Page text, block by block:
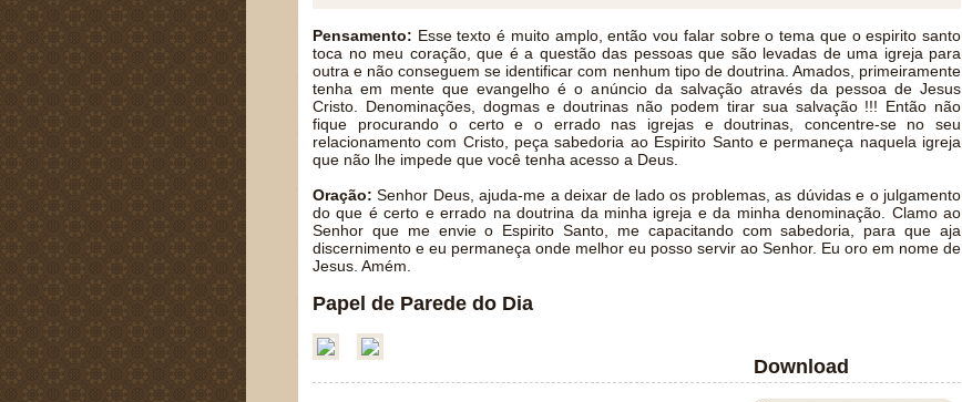
Pensamento: Esse texto é muito amplo, então vou falar sobre o tema que o espirito santo
toca no meu coração, que é a questão das pessoas que são levadas de uma igreja para
outra e não conseguem se identificar com nenhum tipo de doutrina. Amados, primeiramente
tenha em mente que evangelho é o anúncio da salvação através da pessoa de Jesus
Cristo. Denominações, dogmas e doutrinas não podem tirar sua salvação !!! Então não
fique procurando o certo e o errado nas igrejas e doutrinas, concentre-se no seu
relacionamento com Cristo, peça sabedoria ao Espirito Santo e permaneça naquela igreja
que não lhe impede que você tenha acesso a Deus.
Oração: Senhor Deus, ajuda-me a deixar de lado os problemas, as dúvidas e o julgamento
do que é certo e errado na doutrina da minha igreja e da minha denominação. Clamo ao
Senhor que me envie o Espirito Santo, me capacitando com sabedoria, para que aja
discernimento e eu permaneça onde melhor eu posso servir ao Senhor. Eu oro em nome de
Jesus. Amém.
Papel de Parede do Dia
Download